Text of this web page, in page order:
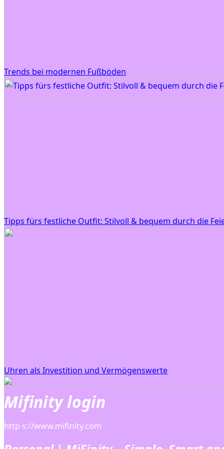
Trends bei modernen Fußböden
Tipps fürs festliche Outfit: Stilvoll & bequem durch die
Uhren als Investition und Vermögenswerte
Mifinity login
http s://www.mifinity.com